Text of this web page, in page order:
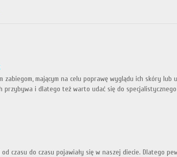
zabiegom, mającym na celu poprawę wyglądu ich skóry
przybywa i dlatego też warto udać się do
czasu do czasu pojawiały się w naszej diecie. Dlatego